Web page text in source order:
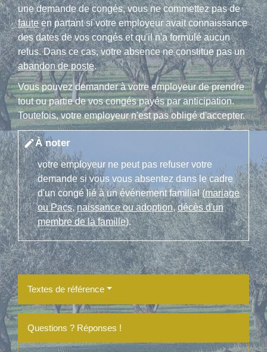
une demande de congés, vous ne commettez pas de
fauteen partant si votre employeur avait connaissance
des dates de vos congés et qu'il n'a formulé aucun
refus. Dans ce cas, votre absence ne constitue pas un
abandon de poste.
Vous pouvez demander à votre employeur de prendre
tout ou partie de vos congés payés par anticipation.
Toutefois, votre employeur n'est pas obligé d'accepter.
editÀ noter
votre employeur ne peut pas refuser votre
demande si vous vous absentez dans le cadre
d'un congé lié à un événement familial (mariage
ou Pacs,naissance ou adoption,décès d'un
membre de la famille).
Textes de référence
Questions ? Réponses !